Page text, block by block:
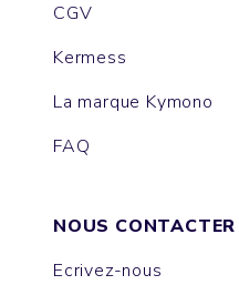
CGV
Kermess
La marque Kymono
FAQ
NOUS CONTACTER
Ecrivez-nous